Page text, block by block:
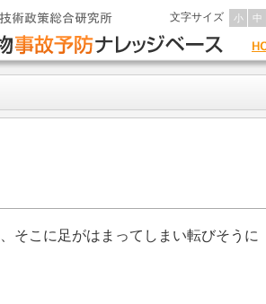
文字サイズ 小 中
そこに足がはまってしまい転びそうに